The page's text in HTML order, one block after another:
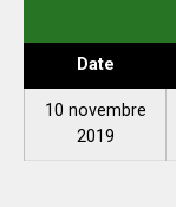
Date
10 novembre
2019